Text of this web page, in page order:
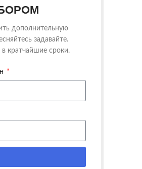
дополнительную
задавайте.
кратчайшие сроки.